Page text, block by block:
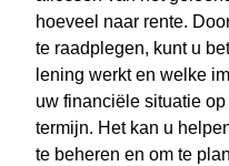
hoeveel naar rente.
te raadplegen, kunt u
lening werkt en welke
uw financiële situatie
termijn. Het kan u
te beheren en om te